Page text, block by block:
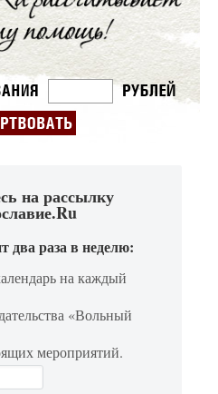
на рассылку
два раза в неделю:
на каждый
«Вольный
мероприятий.